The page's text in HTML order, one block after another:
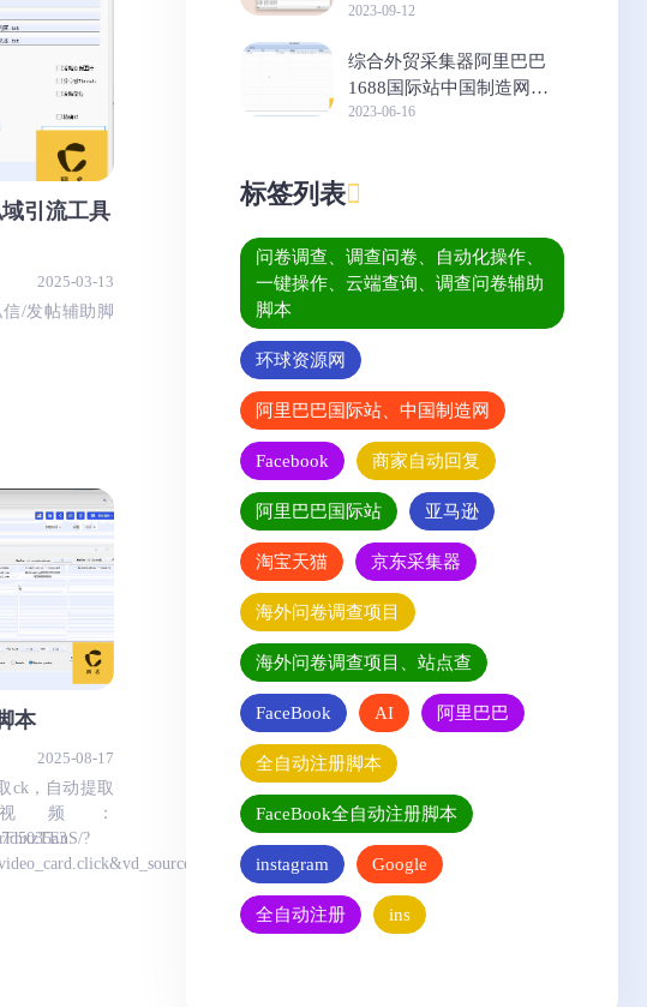
引流工具
2025-03-13
信/发帖辅助脚
本
2025-08-17
ck，自动提取
频：
?
2023-09-12
综合外贸采集器阿里巴巴
1688国际站中国制造网商
家分析助手
2023-06-16
标签列表
问卷调查、调查问卷、自动化操作、
一键操作、云端查询、调查问卷辅助
脚本
环球资源网
阿里巴巴国际站、中国制造网
Facebook 商家自动回复
阿里巴巴国际站 亚马逊
淘宝天猫 京东采集器
海外问卷调查项目
海外问卷调查项目、站点查
FaceBook AI 阿里巴巴
全自动注册脚本
FaceBook全自动注册脚本
instagram Google
全自动注册 ins